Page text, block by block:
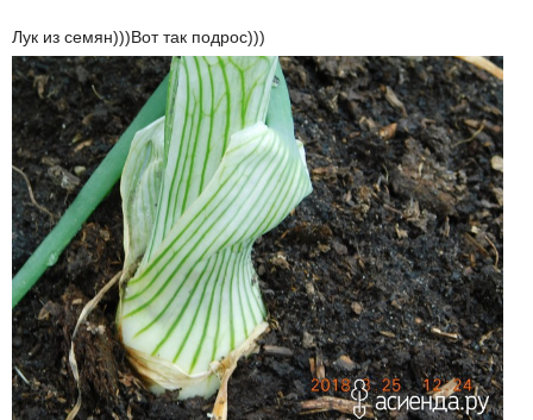
Лук из семян)))Вот так подрос)))